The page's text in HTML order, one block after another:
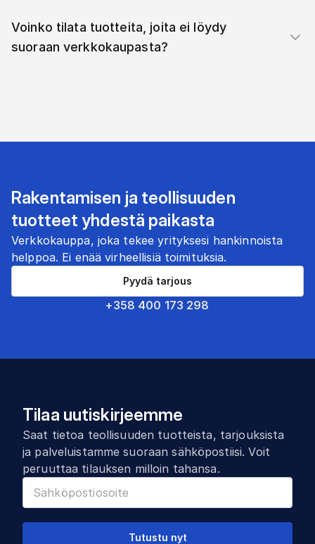
Voinko tilata tuotteita, joita ei löydy
suoraan verkkokaupasta?
Rakentamisen ja teollisuuden
tuotteet yhdestä paikasta
Verkkokauppa, joka tekee yrityksesi hankinnoista
helppoa. Ei enää virheellisiä toimituksia.
+358 400 173 298
Pyydä tarjous
Tilaa uutiskirjeemme
Saat tietoa teollisuuden tuotteista, tarjouksista
ja palveluistamme suoraan sähköpostiisi. Voit
peruuttaa tilauksen milloin tahansa.
Tutustu nyt